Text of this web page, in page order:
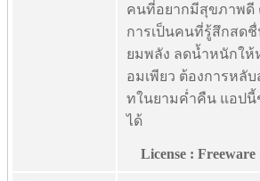
คนที่อยากมีสุขภาพดี
การเป็นคนที่รู้สึกสดชื่
ยมพลัง ลดน้ำหนักให้
อมเพียว ต้องการหลั
ทในยามค่ำคืน แอปนี้
ได้
License : Freeware